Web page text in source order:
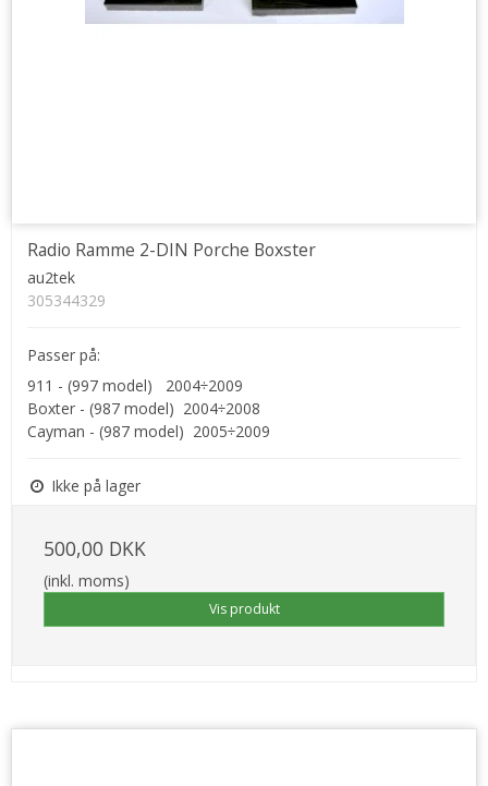
Radio Ramme 2-DIN Porche Boxster
au2tek
305344329
Passer på:
911 - (997 model) 2004÷2009
Boxter - (987 model) 2004÷2008
Cayman - (987 model) 2005÷2009
Ikke på lager
500,00 DKK
(inkl. moms)
Vis produkt